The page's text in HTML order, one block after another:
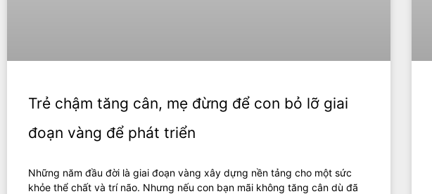
Trẻ chậm tăng cân, mẹ đừng để con bỏ lỡ giai
đoạn vàng để phát triển
Những năm đầu đời là giai đoạn vàng xây dựng nền tảng cho một sức
khỏe thể chất và trí não. Nhưng nếu con bạn mãi không tăng cân dù đã